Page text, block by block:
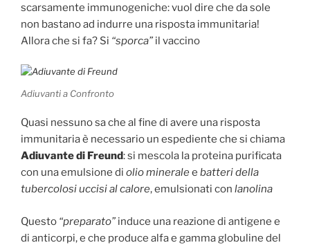
scarsamente immunogeniche: vuol dire che da sole
non bastano ad indurre una risposta immunitaria!
Allora che si fa? Si “sporca” il vaccino
Adiuvanti a Confronto
Quasi nessuno sa che al fine di avere una risposta
immunitaria è necessario un espediente che si chiama
Adiuvante di Freund: si mescola la proteina purificata
con una emulsione di olio mineralee batteri della
tubercolosi uccisi al calore, emulsionati con lanolina
Questo “preparato” induce una reazione di antigene e
di anticorpi, e che produce alfa e gamma globuline del